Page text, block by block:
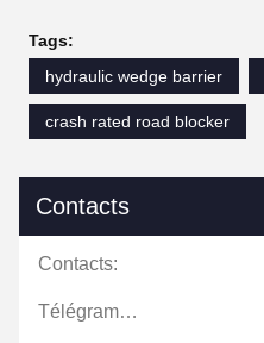
Tags:
hydraulic wedge barrier
crash rated road blocker
Contacts
Contacts:
Télégramme: